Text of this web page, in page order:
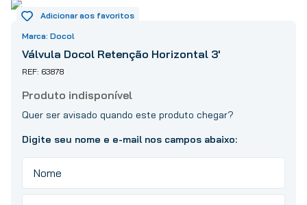
Docol
Válvula Docol Retenção Horizontal 3'
63878
5
º
vaso sanitário
6º
chuveiro
7º
cimento
8º
torneira
9º
telha
10º tinta